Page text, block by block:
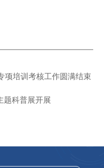
项培训考核工作圆满结束
题科普展开展